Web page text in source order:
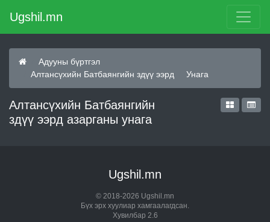
Ugshil.mn
Адууны бүртгэл
Алтансүхийн Батбаянгийн здүү ээрд
Унага
Алтансүхийн Батбаянгийн
здүү ээрд азарганы унага
Ugshil.mn
© 2018-2026 Ugshil.mn
Бүх эрх хуулиар хамгаалагдсан.
Хувилбар 2.6